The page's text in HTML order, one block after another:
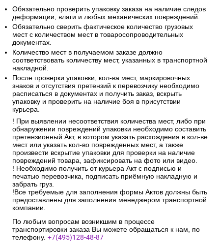
Обязательно проверить упаковку заказа на наличие следов
деформации, влаги и любых механических повреждений.
Обязательно сверить фактическое количество грузовых
мест с количеством мест в товаросопроводительных
документах.
Количество мест в получаемом заказе должно
соответствовать количеству мест, указанных в транспортной
накладной.
После проверки упаковки, кол-ва мест, маркировочных
знаков и отсутствия претензий к перевозчику необходимо
расписаться в документах и получить заказ, вскрыть
упаковку и проверить на наличие боя в присутствии
курьера.
! При выявлении несоответствия количества мест, либо при
обнаружении повреждений упаковки необходимо составить
претензионный Акт, в котором указать расхождения в кол-ве
мест или указать кол-во поврежденных мест, а также
произвести вскрытие упаковки для проверки на наличие
повреждений товара, зафиксировать на фото или видео.
! Необходимо получить от курьера Акт с подписью и
печатью перевозчика, подписать приёмную накладную и
забрать груз.
!Все требуемые для заполнения формы Актов должны быть
предоставлены для заполнения менеджером транспортной
компании.
По любым вопросам возникшим в процессе
транспортировки заказа Вы можете обращаться к нам, по
телефону. +7(495)128-48-87